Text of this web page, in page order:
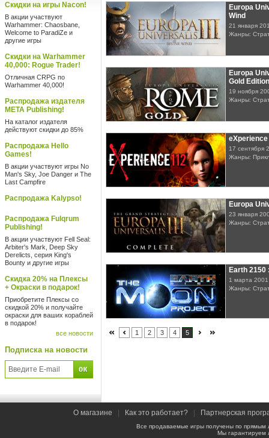
Скидки на игры Nacon!
В акции участвуют
Warhammer: Chaosbane,
Welcome to ParadiZe и
другие игры
Скидки на Warhammer
40,000: Rogue Trader!
Отличная CRPG по
Warhammer 40,000!
Распродажа издателя
META Publishing!
На каталог издателя
действуют скидки до 85%
Распродажа Hello
Games!
В акции участвуют игры No
Man's Sky, Joe Danger и The
Last Campfire
Распродажа Kalypso!
Распродажа Fulqrum
Publishing!
В акции участвуют Fell Seal:
Arbiter's Mark, Deep Sky
Derelicts, серия King's
Bounty и другие игры
Скидка 20% на Плексы
+ Окраски в подарок!
Приобретите Плексы со
скидкой 20% и получайте
окраски для ваших кораблей
в подарок!
все новости
Подписка на новости
Europa
Wind
21 января
Жанры:
Europa
Gold Edition
19 ноября
Жанры:
eXperience
17 сентября
Жанры:
Europa
23 января
Жанры:
Earth 2150
1 марта 2001
Жанры:
1 2 3 4 5
О магазине Как это работает? Партнерская
Все продаваемые игры получены по
Мы гарантируем